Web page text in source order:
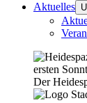
Aktuelles
Der